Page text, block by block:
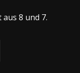
8 und 7.